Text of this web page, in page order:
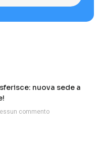
nuova sede a
commento